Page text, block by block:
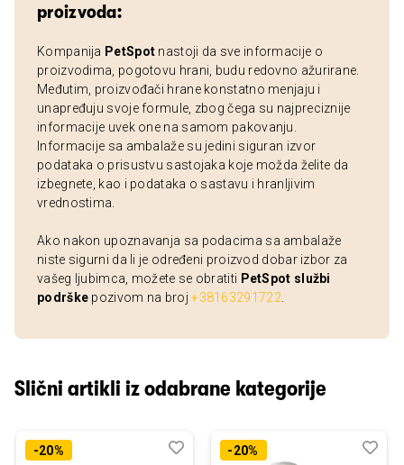
proizvoda:
Kompanija PetSpot nastoji da sve informacije o
proizvodima, pogotovu hrani, budu redovno ažurirane.
Međutim, proizvođači hrane konstatno menjaju i
unapređuju svoje formule, zbog čega su najpreciznije
informacije uvek one na samom pakovanju.
Informacije sa ambalaže su jedini siguran izvor
podataka o prisustvu sastojaka koje možda želite da
izbegnete, kao i podataka o sastavu i hranljivim
vrednostima.
Ako nakon upoznavanja sa podacima sa ambalaže
niste sigurni da li je određeni proizvod dobar izbor za
vašeg ljubimca, možete se obratiti PetSpot službi
podrške pozivom na broj+38163291722
Slični artikli iz odabrane kategorije
-20%
Dodaj
Uporedi-20%